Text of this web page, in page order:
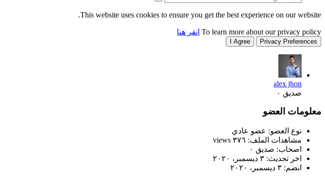
This website uses cookies to ensure you get the best experience on our website.
To learn more about our privacy policy انقر هنا
Privacy Preferences
I Agree
alex jhon
صديق ٠
معلومات العضو
نوع العضو: عضو عادي
مشاهدات الملف: ٣٧٦ views
اصحاب: صديق ٠
اخر تحديث: ٣ ديسمبر، ٢٠٢٠
انضم: ٣ ديسمبر، ٢٠٢٠